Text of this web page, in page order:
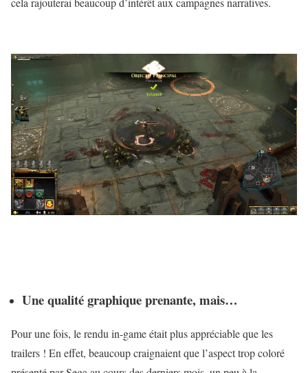
Une qualité graphique prenante, mais…
Pour une fois, le rendu in-game était plus appréciable que les
trailers ! En effet, beaucoup craignaient que l’aspect trop coloré